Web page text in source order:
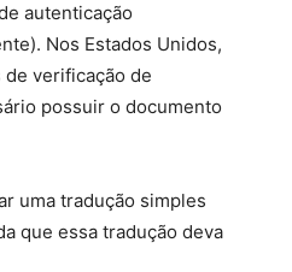
autenticação
Nos Estados Unidos,
verificação de
possuir o documento
uma tradução simples
que essa tradução deva